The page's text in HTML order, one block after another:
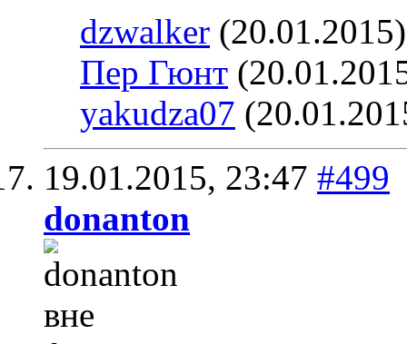
dzwalker
Пер Гюнт
yakudza07
19.01.2015, 23:47 #499
donanton